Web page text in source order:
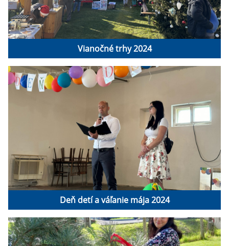
Vianočné trhy 2024
Deň detí a váľanie mája 2024